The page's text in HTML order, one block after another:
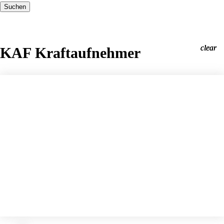
Suchen
KAF Kraftaufnehmer clear
clear
clear